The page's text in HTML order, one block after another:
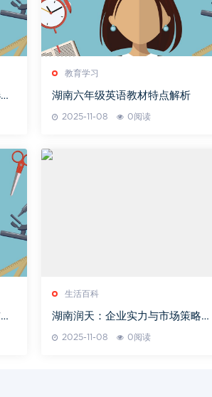
教育学习
湖南六年级英语教材特点解析
2025-11-08 0阅读
生活百科
湖南润天：企业实力与市场策略解
析-业务拓展与创新发展
2025-11-08 0阅读